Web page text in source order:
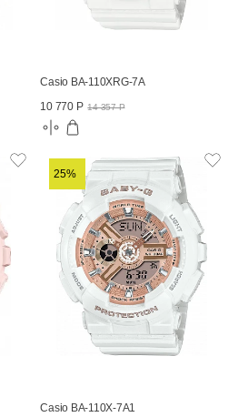
Casio BA-110XRG-7A
10 770 Р 14 357 Р
25%
Casio BA-110X-7A1